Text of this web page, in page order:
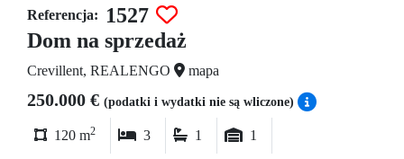
Referencja:
1527
Dom na sprzedaż
Crevillent, REALENGO mapa
250.000 € (podatki i wydatki nie są wliczone)
120 m2 3 1 1